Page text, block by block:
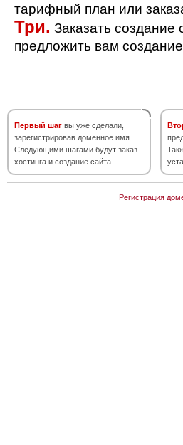
тарифный план или
Три. Заказать
предложить вам
Первый шаг вы уже сделали,
зарегистрировав доменное имя.
Следующими шагами будут заказ
хостинга и создание сайта.
Регистрация